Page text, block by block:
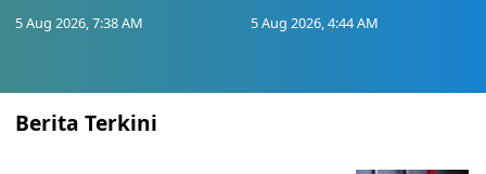
5 Aug 2026, 7:38 AM 5 Aug 2026, 4:44 AM
Berita Terkini